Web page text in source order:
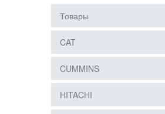
Товары
CAT
CUMMINS
HITACHI